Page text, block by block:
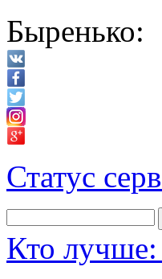
Быренько:
Статус
Кто